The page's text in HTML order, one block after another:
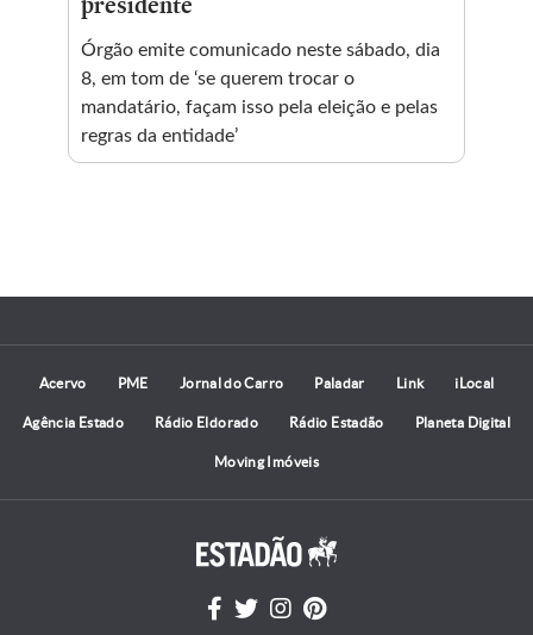
Órgão emite comunicado neste sábado, dia
8, em tom de ‘se querem trocar o
mandatário, façam isso pela eleição e pelas
regras da entidade’
Acervo PME Jornal do Carro Paladar Link iLocal
Agência Estado Rádio Eldorado Rádio Estadão Planeta Digital
Moving Imóveis